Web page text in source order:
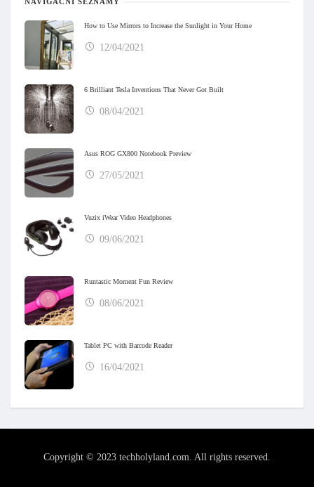
How to Use Mirrors to Increase the Sunlight in Your Home
12/04/2021
6 Brilliant Tesla Inventions That Never Got Built
08/04/2021
Asus ROG GX800 Notebook Preview
27/05/2021
Vuzix iWear Video Headphones
09/06/2021
Runtastic Moment Fun Review
08/06/2021
Tablet PC with Barcode Reader
16/04/2021
Copyright © 2023 techholyland.com. All rights reserved.